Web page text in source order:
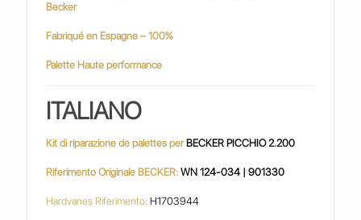
Becker
Fabriqué en Espagne – 100%
Palette Haute performance
ITALIANO
Kit di riparazione de palettes per BECKER PICCHIO 2.200
Riferimento Originale BECKER: WN 124-034 | 901330
Hardvanes Riferimento:H1703944